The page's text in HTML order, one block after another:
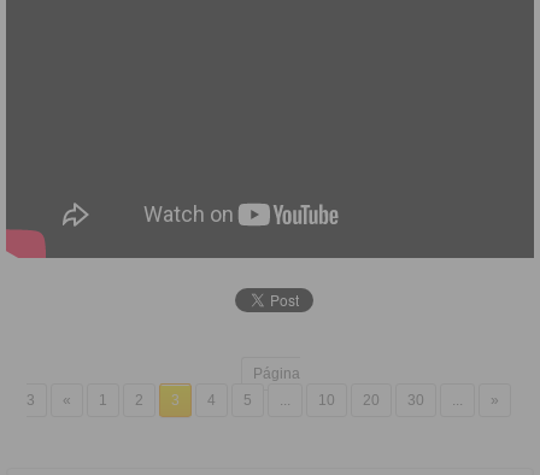
Página
3
« 1 2 3 4 5 ... 10 20 30 ... »